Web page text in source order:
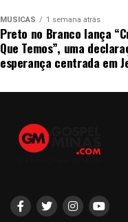
MÚSICAS 1 semana atrás
Preto no Branco lança
Que Temos”, uma
esperança centrada em